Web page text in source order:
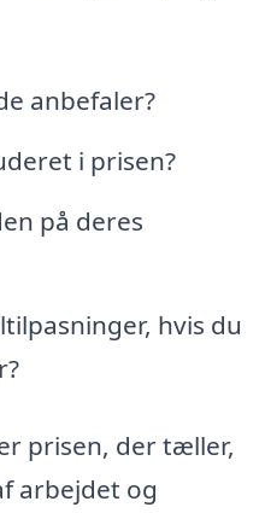
anbefaler?
i prisen?
på deres
hvis du
prisen, der tæller,
arbejdet og